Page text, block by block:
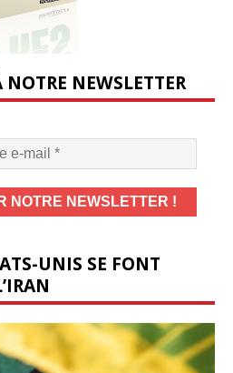
NEWSLETTER
UNIS SE FONT